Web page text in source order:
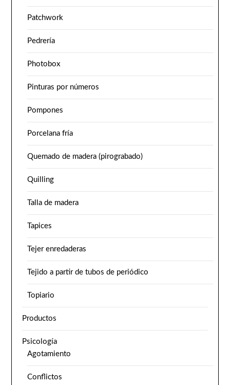
Patchwork
Pedrería
Photobox
Pinturas por números
Pompones
Porcelana fría
Quemado de madera (pirograbado)
Quilling
Talla de madera
Tapices
Tejer enredaderas
Tejido a partir de tubos de periódico
Topiario
Productos
Psicología
Agotamiento
Conflictos